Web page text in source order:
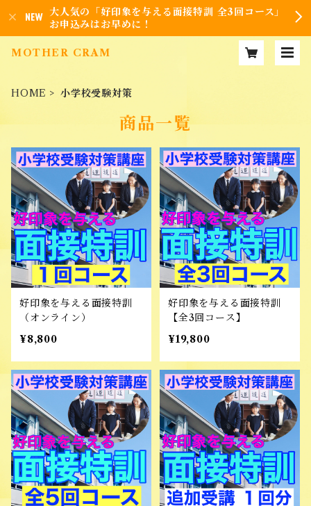
大人気の「好印象を与える面接特訓 全3回コース」
お申込みはお早めに！
MOTHER CRAM
HOME 小学校受験対策
商品一覧
好印象を与える面接特訓
（オンライン）
¥8,800
好印象を与える面接特訓
【全3回コース】
¥19,800